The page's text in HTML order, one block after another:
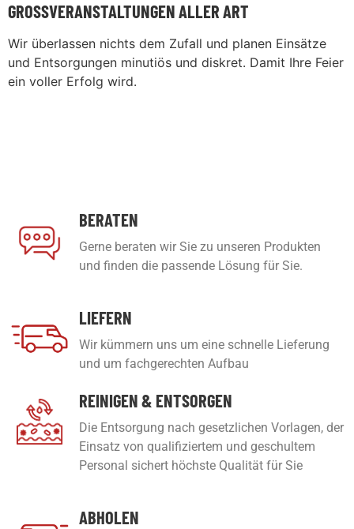
GROSSVERANSTALTUNGEN ALLER ART
Wir überlassen nichts dem Zufall und planen Einsätze
und Entsorgungen minutiös und diskret. Damit Ihre Feier
ein voller Erfolg wird.
BERATEN
Gerne beraten wir Sie zu unseren Produkten
und finden die passende Lösung für Sie.
LIEFERN
Wir kümmern uns um eine schnelle Lieferung
und um fachgerechten Aufbau
REINIGEN & ENTSORGEN
Die Entsorgung nach gesetzlichen Vorlagen, der
Einsatz von qualifiziertem und geschultem
Personal sichert höchste Qualität für Sie
ABHOLEN